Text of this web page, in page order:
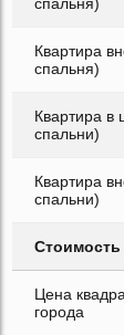
Квартира
спальня)
Квартира в
спальни)
Квартира
спальни)
Стоимость
Цена
города